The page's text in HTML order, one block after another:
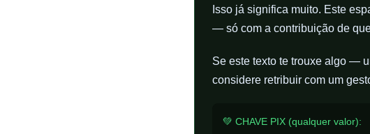
Isso já significa muito. Este
— só com a contribuição de
Se este texto te trouxe algo —
considere retribuir com um
💚 CHAVE PIX (qualquer valor):